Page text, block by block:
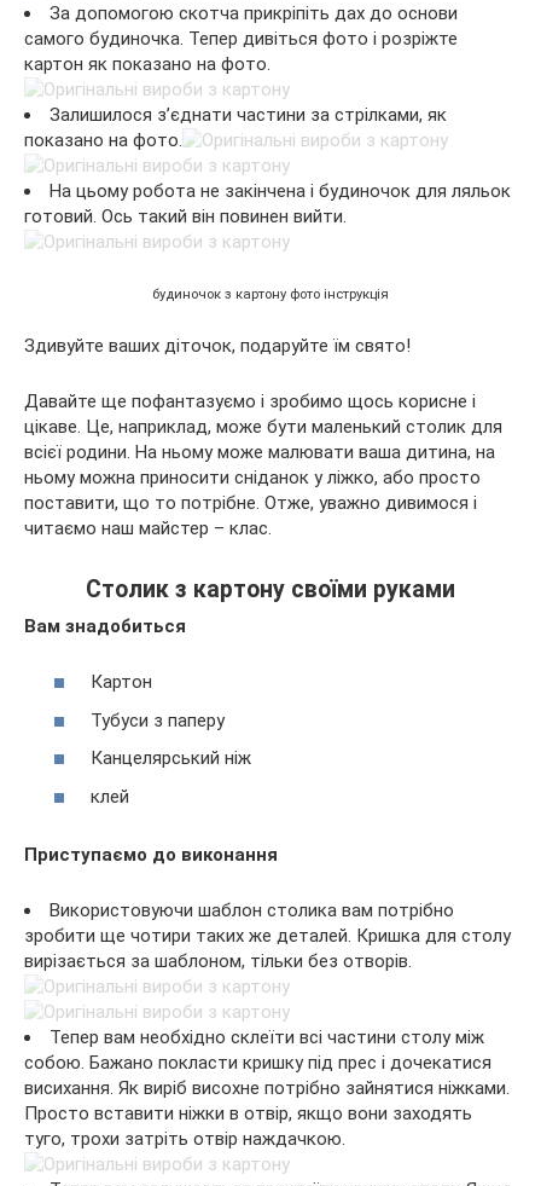
За допомогою скотча прикріпіть дах до основи
самого будиночка. Тепер дивіться фото і розріжте
картон як показано на фото.
Залишилося з’єднати частини за стрілками, як
показано на фото.
На цьому робота не закінчена і будиночок для ляльок
готовий. Ось такий він повинен вийти.
будиночок з картону фото інструкція
Здивуйте ваших діточок, подаруйте їм свято!
Давайте ще пофантазуємо і зробимо щось корисне і
цікаве. Це, наприклад, може бути маленький столик для
всієї родини. На ньому може малювати ваша дитина, на
ньому можна приносити сніданок у ліжко, або просто
поставити, що то потрібне. Отже, уважно дивимося і
читаємо наш майстер – клас.
Столик з картону своїми руками
Вам знадобиться
Картон
Тубуси з паперу
Канцелярський ніж
клей
Приступаємо до виконання
Використовуючи шаблон столика вам потрібно
зробити ще чотири таких же деталей. Кришка для столу
вирізається за шаблоном, тільки без отворів.
Тепер вам необхідно склеїти всі частини столу між
собою. Бажано покласти кришку під прес і дочекатися
висихання. Як виріб висохне потрібно зайнятися ніжками.
Просто вставити ніжки в отвір, якщо вони заходять
туго, трохи затріть отвір наждачкою.